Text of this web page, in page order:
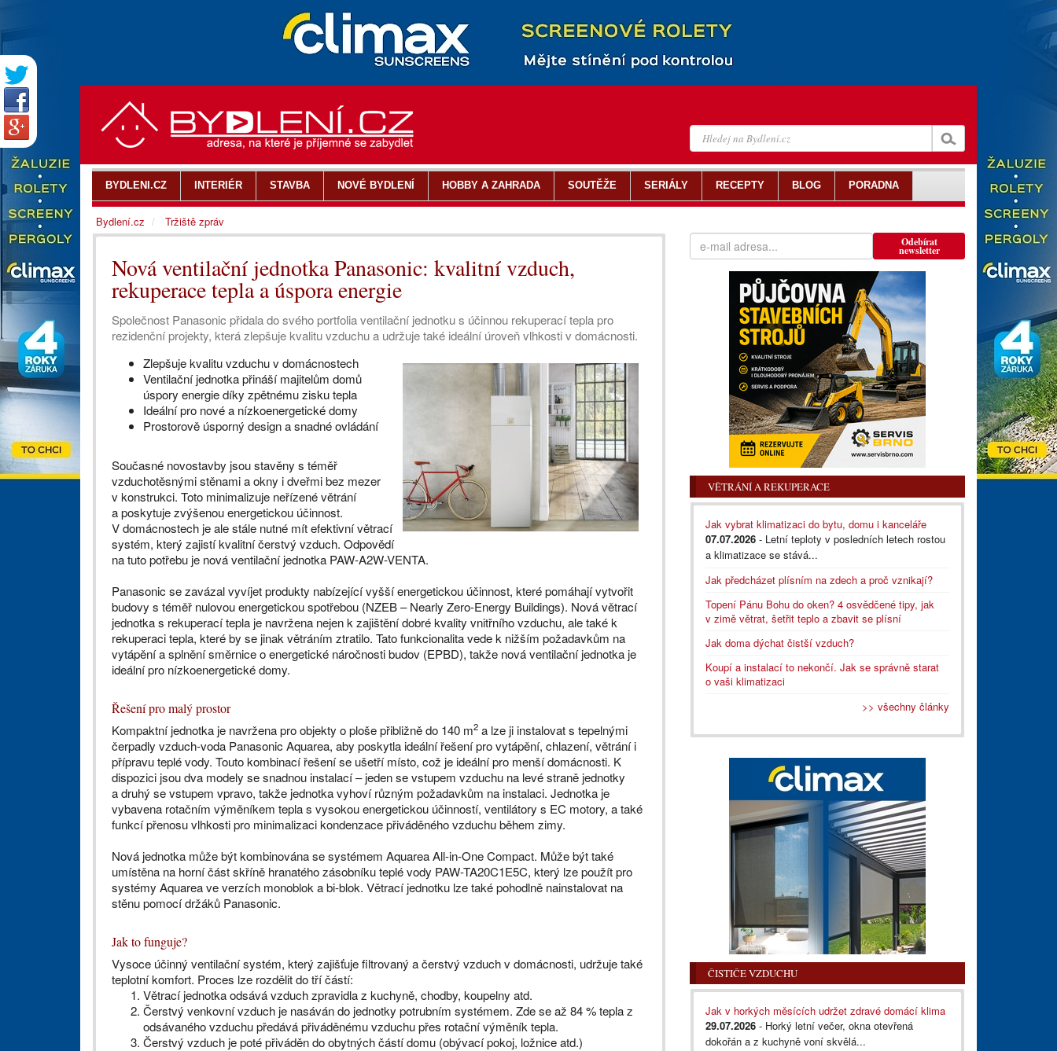
Nová ventilační jednotka Panasonic: kvalitní vzduch,
rekuperace tepla a úspora energie
Společnost Panasonic přidala do svého portfolia ventilační jednotku s účinnou rekuperací tepla pro
rezidenční projekty, která zlepšuje kvalitu vzduchu a udržuje také ideální úroveň vlhkosti v domácnosti.
Zlepšuje kvalitu vzduchu v domácnostech
Ventilační jednotka přináší majitelům domů
úspory energie díky zpětnému zisku tepla
Ideální pro nové a nízkoenergetické domy
Prostorově úsporný design a snadné ovládání
Současné novostavby jsou stavěny s téměř
vzduchotěsnými stěnami a okny i dveřmi bez mezer
v konstrukci. Toto minimalizuje neřízené větrání
a poskytuje zvýšenou energetickou účinnost.
V domácnostech je ale stále nutné mít efektivní větrací
systém, který zajistí kvalitní čerstvý vzduch. Odpovědí
na tuto potřebu je nová ventilační jednotka PAW-A2W-VENTA.
Panasonic se zavázal vyvíjet produkty nabízející vyšší energetickou účinnost, které pomáhají vytvořit
budovy s téměř nulovou energetickou spotřebou (NZEB – Nearly Zero-Energy Buildings). Nová větrací
jednotka s rekuperací tepla je navržena nejen k zajištění dobré kvality vnitřního vzduchu, ale také k
rekuperaci tepla, které by se jinak větráním ztratilo. Tato funkcionalita vede k nižším požadavkům na
vytápění a splnění směrnice o energetické náročnosti budov (EPBD), takže nová ventilační jednotka je
ideální pro nízkoenergetické domy.
Řešení pro malý prostor
Kompaktní jednotka je navržena pro objekty o ploše přibližně do 140 m2 a lze ji instalovat s tepelnými
čerpadly vzduch-voda Panasonic Aquarea, aby poskytla ideální řešení pro vytápění, chlazení, větrání i
přípravu teplé vody. Touto kombinací řešení se ušetří místo, což je ideální pro menší domácnosti. K
dispozici jsou dva modely se snadnou instalací – jeden se vstupem vzduchu na levé straně jednotky
a druhý se vstupem vpravo, takže jednotka vyhoví různým požadavkům na instalaci. Jednotka je
vybavena rotačním výměníkem tepla s vysokou energetickou účinností, ventilátory s EC motory, a také
funkcí přenosu vlhkosti pro minimalizaci kondenzace přiváděného vzduchu během zimy.
Nová jednotka může být kombinována se systémem Aquarea All-in-One Compact. Může být také
umístěna na horní část skříně hranatého zásobníku teplé vody PAW-TA20C1E5C, který lze použít pro
systémy Aquarea ve verzích monoblok a bi-blok. Větrací jednotku lze také pohodlně nainstalovat na
stěnu pomocí držáků Panasonic.
Jak to funguje?
Vysoce účinný ventilační systém, který zajišťuje filtrovaný a čerstvý vzduch v domácnosti, udržuje také
teplotní komfort. Proces lze rozdělit do tří částí:
Větrací jednotka odsává vzduch zpravidla z kuchyně, chodby, koupelny atd.
Čerstvý venkovní vzduch je nasáván do jednotky potrubním systémem. Zde se až 84 % tepla z
odsávaného vzduchu předává přiváděnému vzduchu přes rotační výměník tepla.
Čerstvý vzduch je poté přiváděn do obytných částí domu (obývací pokoj, ložnice atd.)
Odebírat
newsletter
VĚTRÁNÍ A REKUPERACE
Jak vybrat klimatizaci do bytu, domu i kanceláře
07.07.2026 - Letní teploty v posledních letech rostou
a klimatizace se stává...
Jak předcházet plísním na zdech a proč vznikají?
Topení Pánu Bohu do oken? 4 osvědčené tipy, jak
v zimě větrat, šetřit teplo a zbavit se plísní
Jak doma dýchat čistší vzduch?
Koupí a instalací to nekončí. Jak se správně starat
o vaši klimatizaci
>> všechny články
ČISTIČE VZDUCHU
Jak v horkých měsících udržet zdravé domácí klima
29.07.2026 - Horký letní večer, okna otevřená
dokořán a z kuchyně voní skvělá...
BYDLENI.CZ INTERIÉR STAVBA NOVÉ BYDLENÍ HOBBY A ZAHRADA SOUTĚŽE SERIÁLY RECEPTY BLOG PORADNA
Bydlení.cz Tržiště zpráv